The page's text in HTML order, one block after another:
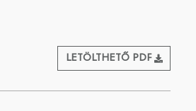
LETÖLTHETŐ PDF